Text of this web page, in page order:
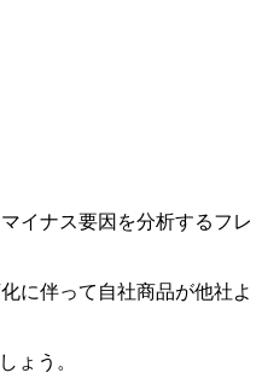
イナス要因を分析するフレ
に伴って自社商品が他社よ
ょう。